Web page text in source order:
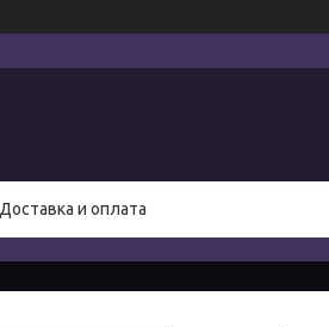
Доставка и оплата